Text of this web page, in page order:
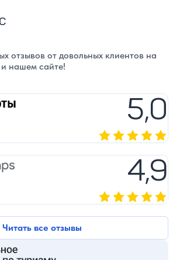
отзывов от довольных клиентов на
и нашем сайте!
Читать все отзывы
5,0
4,9